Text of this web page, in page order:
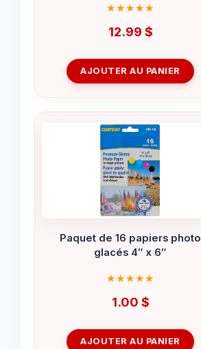
12.99 $
AJOUTER AU PANIER
Paquet de 16 papiers photo
glacés 4″ x 6″
1.00 $
AJOUTER AU PANIER